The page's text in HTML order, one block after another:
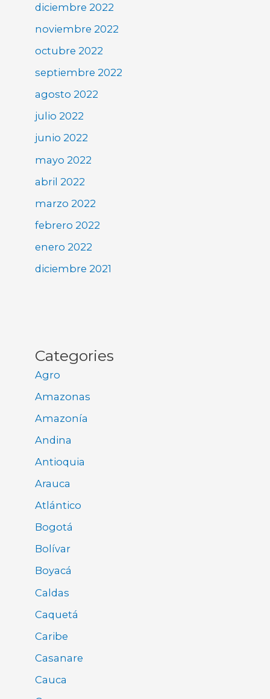
diciembre 2022
noviembre 2022
octubre 2022
septiembre 2022
agosto 2022
julio 2022
junio 2022
mayo 2022
abril 2022
marzo 2022
febrero 2022
enero 2022
diciembre 2021
Categories
Agro
Amazonas
Amazonía
Andina
Antioquia
Arauca
Atlántico
Bogotá
Bolívar
Boyacá
Caldas
Caquetá
Caribe
Casanare
Cauca